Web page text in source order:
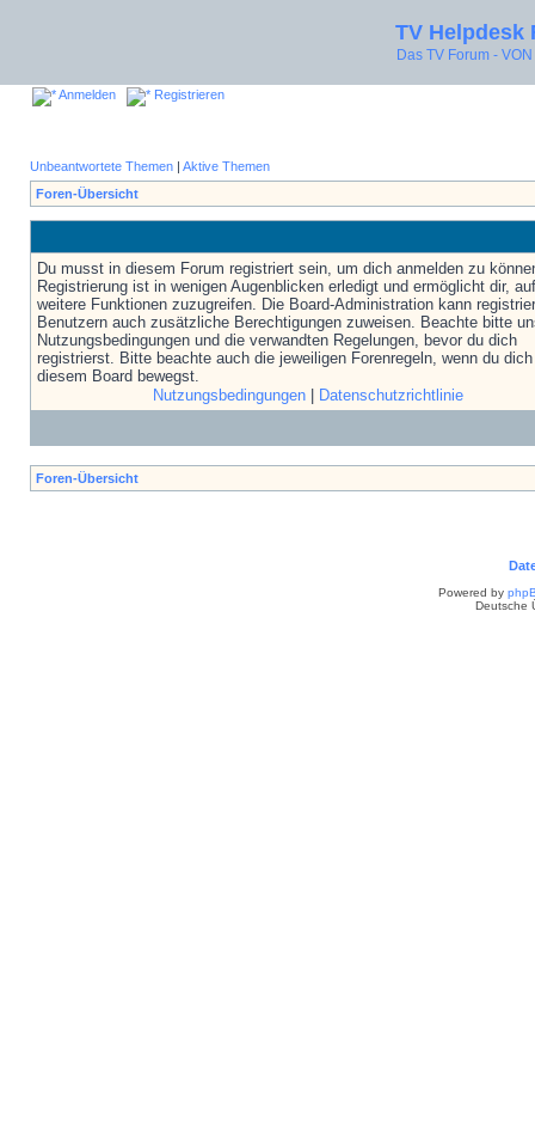
TV Helpdesk
Das TV Forum -
Anmelden Registrieren
Unbeantwortete Themen | Aktive Themen
Foren-Übersicht
Du musst in diesem Forum registriert sein, um dich anmelden zu
Registrierung ist in wenigen Augenblicken erledigt und ermöglicht dir, auf
weitere Funktionen zuzugreifen. Die Board-Administration kann
Benutzern auch zusätzliche Berechtigungen zuweisen. Beachte bitte
Nutzungsbedingungen und die verwandten Regelungen, bevor du dich
registrierst. Bitte beachte auch die jeweiligen Forenregeln, wenn du
diesem Board bewegst.
Nutzungsbedingungen| Datenschutzrichtlinie
Foren-Übersicht
Powered by
Deutsche